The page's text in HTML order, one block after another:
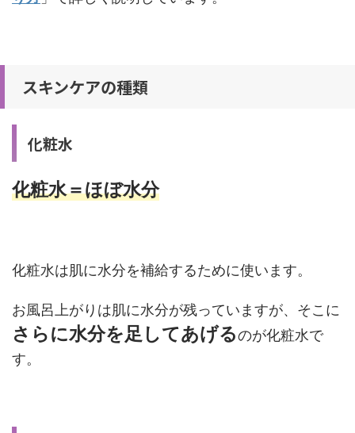
スキンケアの種類
化粧水
化粧水＝ほぼ水分
化粧水は肌に水分を補給するために使います。
お風呂上がりは肌に水分が残っていますが、そこに
さらに水分を足してあげるのが化粧水で
す。